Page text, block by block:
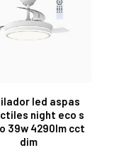
led aspas
night eco s
39w 4290lm cct
dim